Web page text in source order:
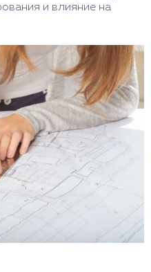
и влияние на